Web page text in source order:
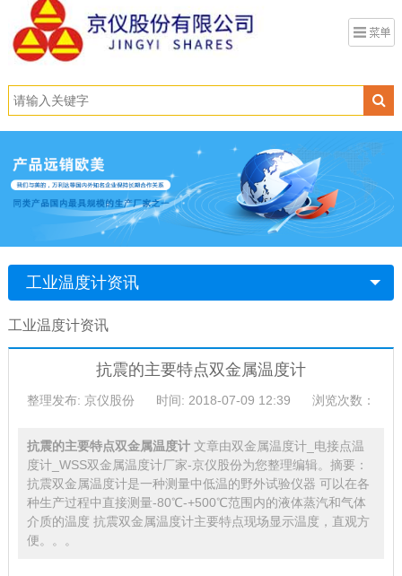
工业温度计资讯
工业温度计资讯
抗震的主要特点双金属温度计
整理发布: 京仪股份 时间: 2018-07-09 12:39 浏览次数：
抗震的主要特点双金属温度计 文章由双金属温度计_电接点温
度计_WSS双金属温度计厂家-京仪股份为您整理编辑。摘要：
抗震双金属温度计是一种测量中低温的野外试验仪器 可以在各
种生产过程中直接测量-80℃-+500℃范围内的液体蒸汽和气体
介质的温度 抗震双金属温度计主要特点现场显示温度，直观方
便。。。